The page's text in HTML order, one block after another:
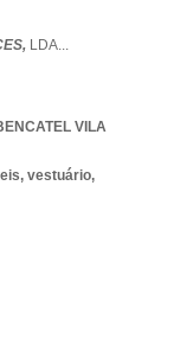
LDA...
VILA
vestuário,